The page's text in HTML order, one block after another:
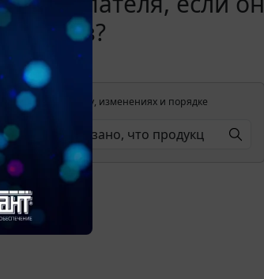
заказ?
в силу, изменениях и порядке